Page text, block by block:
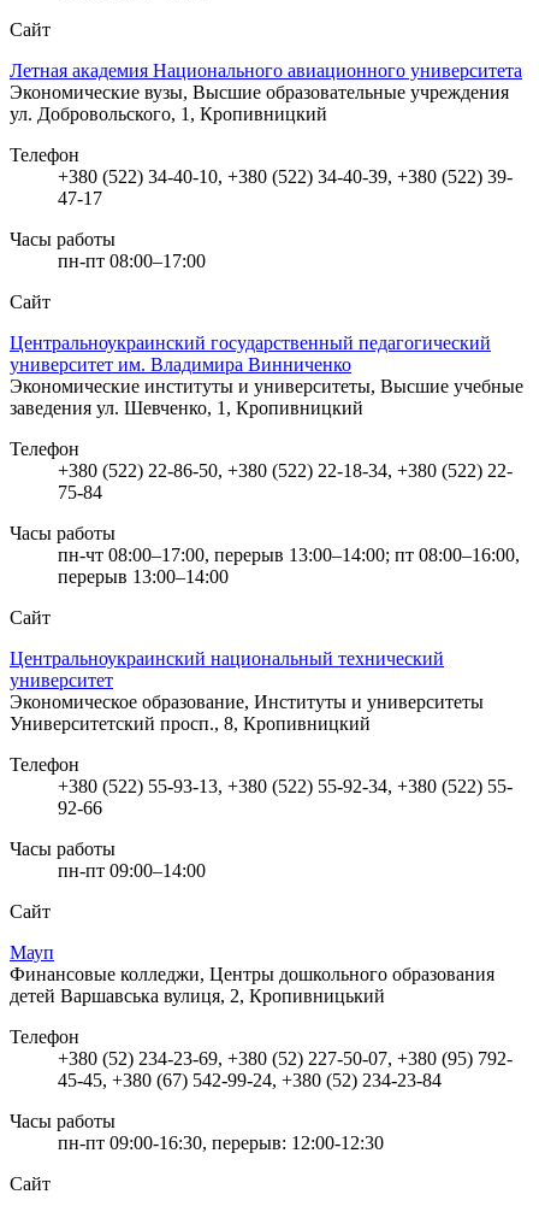
Сайт
Летная академия Национального авиационного университета
Экономические вузы, Высшие образовательные учреждения
ул. Добровольского, 1, Кропивницкий
Телефон
+380 (522) 34-40-10, +380 (522) 34-40-39, +380 (522) 39-
47-17
Часы работы
пн-пт 08:00–17:00
Сайт
Центральноукраинский государственный педагогический
университет им. Владимира Винниченко
Экономические институты и университеты, Высшие учебные
заведения ул. Шевченко, 1, Кропивницкий
Телефон
+380 (522) 22-86-50, +380 (522) 22-18-34, +380 (522) 22-
75-84
Часы работы
пн-чт 08:00–17:00, перерыв 13:00–14:00; пт 08:00–16:00,
перерыв 13:00–14:00
Сайт
Центральноукраинский национальный технический
университет
Экономическое образование, Институты и университеты
Университетский просп., 8, Кропивницкий
Телефон
+380 (522) 55-93-13, +380 (522) 55-92-34, +380 (522) 55-
92-66
Часы работы
пн-пт 09:00–14:00
Сайт
Мауп
Финансовые колледжи, Центры дошкольного образования
детей Варшавська вулиця, 2, Кропивницький
Телефон
+380 (52) 234-23-69, +380 (52) 227-50-07, +380 (95) 792-
45-45, +380 (67) 542-99-24, +380 (52) 234-23-84
Часы работы
пн-пт 09:00-16:30, перерыв: 12:00-12:30
Сайт